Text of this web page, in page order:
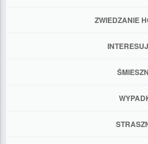
ZWIEDZANIE